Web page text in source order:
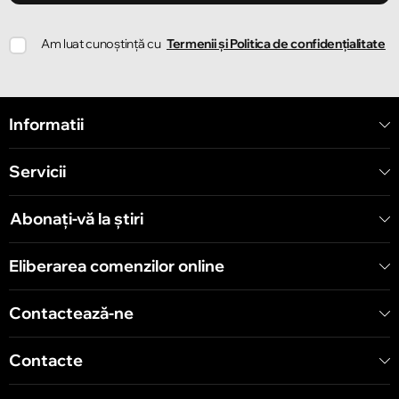
Strada Ion Creangă 78
Strada Mitropolit Varlaam 58
Chișinău
Am luat cunoștință cu Termenii și Politica de confidențialitate
Informatii
Servicii
Abonați-vă la știri
Eliberarea comenzilor online
Contactează-ne
Contacte